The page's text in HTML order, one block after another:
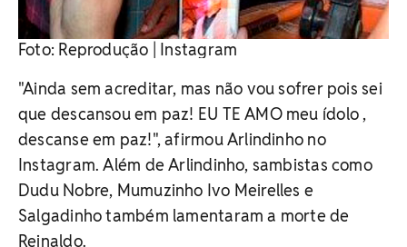
Foto: Reprodução | Instagram
"Ainda sem acreditar, mas não vou sofrer pois sei
que descansou em paz! EU TE AMO meu ídolo ,
descanse em paz!", afirmou Arlindinho no
Instagram. Além de Arlindinho, sambistas como
Dudu Nobre, Mumuzinho Ivo Meirelles e
Salgadinho também lamentaram a morte de
Reinaldo.